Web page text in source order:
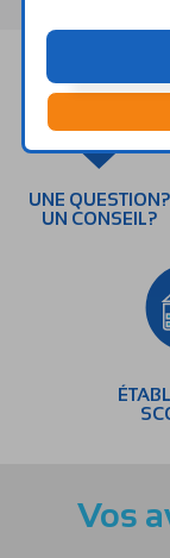
UNE QUESTION?
UN CONSEIL?
Vos